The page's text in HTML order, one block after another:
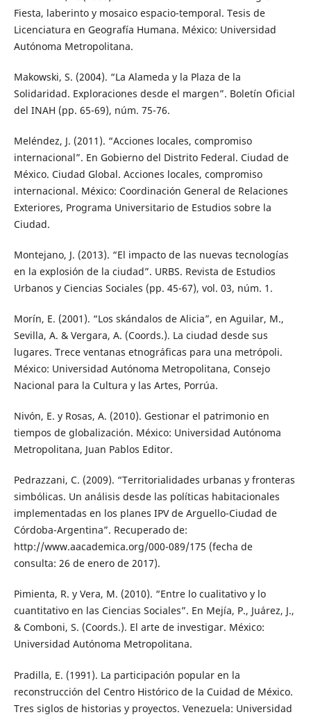
Fiesta, laberinto y mosaico espacio-temporal. Tesis de
Licenciatura en Geografía Humana. México: Universidad
Autónoma Metropolitana.
Makowski, S. (2004). “La Alameda y la Plaza de la
Solidaridad. Exploraciones desde el margen”. Boletín Oficial
del INAH (pp. 65-69), núm. 75-76.
Meléndez, J. (2011). “Acciones locales, compromiso
internacional”. En Gobierno del Distrito Federal. Ciudad de
México. Ciudad Global. Acciones locales, compromiso
internacional. México: Coordinación General de Relaciones
Exteriores, Programa Universitario de Estudios sobre la
Ciudad.
Montejano, J. (2013). “El impacto de las nuevas tecnologías
en la explosión de la ciudad”. URBS. Revista de Estudios
Urbanos y Ciencias Sociales (pp. 45-67), vol. 03, núm. 1.
Morín, E. (2001). “Los skándalos de Alicia”, en Aguilar, M.,
Sevilla, A. & Vergara, A. (Coords.). La ciudad desde sus
lugares. Trece ventanas etnográficas para una metrópoli.
México: Universidad Autónoma Metropolitana, Consejo
Nacional para la Cultura y las Artes, Porrúa.
Nivón, E. y Rosas, A. (2010). Gestionar el patrimonio en
tiempos de globalización. México: Universidad Autónoma
Metropolitana, Juan Pablos Editor.
Pedrazzani, C. (2009). “Territorialidades urbanas y fronteras
simbólicas. Un análisis desde las políticas habitacionales
implementadas en los planes IPV de Arguello-Ciudad de
Córdoba-Argentina”. Recuperado de:
http://www.aacademica.org/000-089/175 (fecha de
consulta: 26 de enero de 2017).
Pimienta, R. y Vera, M. (2010). “Entre lo cualitativo y lo
cuantitativo en las Ciencias Sociales”. En Mejía, P., Juárez, J.,
& Comboni, S. (Coords.). El arte de investigar. México:
Universidad Autónoma Metropolitana.
Pradilla, E. (1991). La participación popular en la
reconstrucción del Centro Histórico de la Cuidad de México.
Tres siglos de historias y proyectos. Venezuela: Universidad